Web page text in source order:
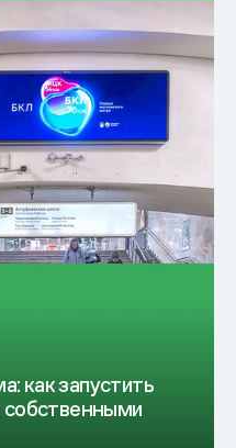
как запустить
собственными